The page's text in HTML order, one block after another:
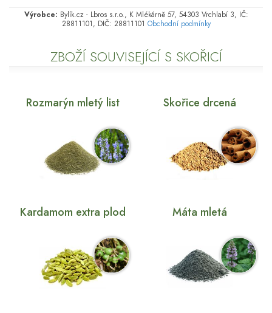
Výrobce: Bylík.cz - Lbros s.r.o., K Mlékárně 57, 54303 Vrchlabí 3, IČ:
28811101, DIČ: 28811101 Obchodní podmínky
ZBOŽÍ SOUVISEJÍCÍ S SKOŘICÍ
Rozmarýn mletý list Skořice drcená
Kardamom extra plod Máta mletá